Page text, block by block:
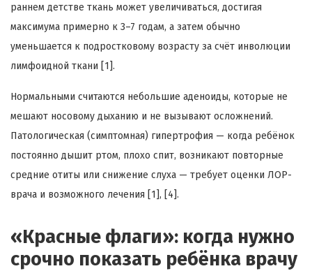
раннем детстве ткань может увеличиваться, достигая
максимума примерно к 3–7 годам, а затем обычно
уменьшается к подростковому возрасту за счёт инволюции
лимфоидной ткани [1].
Нормальными считаются небольшие аденоиды, которые не
мешают носовому дыханию и не вызывают осложнений.
Патологическая (симптомная) гипертрофия — когда ребёнок
постоянно дышит ртом, плохо спит, возникают повторные
средние отиты или снижение слуха — требует оценки ЛОР-
врача и возможного лечения [1], [4].
«Красные флаги»: когда нужно
срочно показать ребёнка врачу